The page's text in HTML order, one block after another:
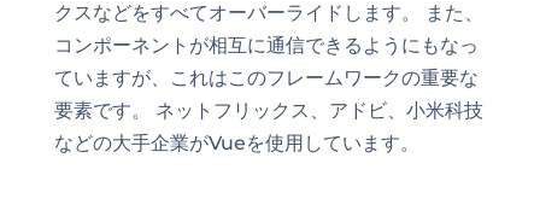
クスなどをすべてオーバーライドします。 また、
コンポーネントが相互に通信できるようにもなっ
ていますが、これはこのフレームワークの重要な
要素です。 ネットフリックス、アドビ、小米科技
などの大手企業がVueを使用しています。